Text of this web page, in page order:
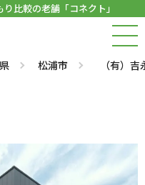
比較の老舗「コネクト」
松浦市 （有）